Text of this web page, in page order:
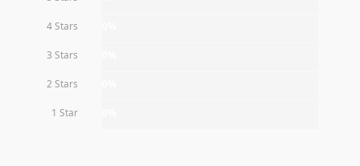
4 Stars
3 Stars
2 Stars
1 Star